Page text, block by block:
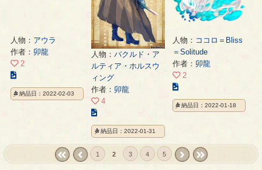
ジ
人物： アウラ
作者： 卯龍
2
の
イ
納品日：2022-02-03
人物：バクルド・ア
ルティア・ホルスウ
ィング
作者： 卯龍
4
の
イ
ラ
ス
納品日：2022-01-31
人物： ココロ＝Bliss
＝Solitude
作者： 卯龍
2
の
イ
ト
の
納品日：2022-01-18
1 2 3 4 5